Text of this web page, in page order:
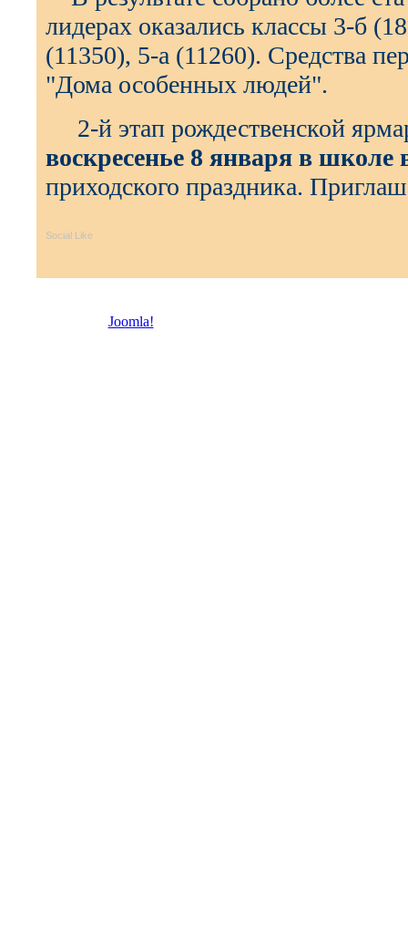
лидерах оказались классы 3-б
(11350), 5-а (11260). Средства
"Дома особенных людей".
2-й этап рождественской
воскресенье 8 января в школе
приходского праздника.
Social Like
Joomla!